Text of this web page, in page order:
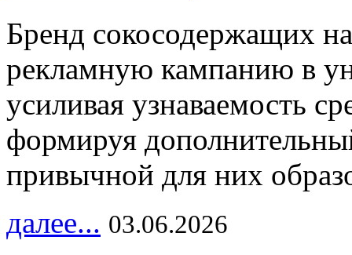
Бренд сокосодержащих
рекламную кампанию в
усиливая узнаваемость
формируя
привычной для них
далее... 03.06.2026